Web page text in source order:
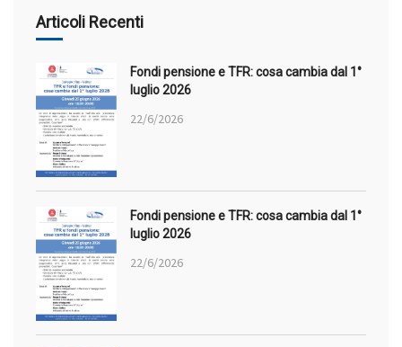
Articoli Recenti
Fondi pensione e TFR: cosa cambia dal 1°
luglio 2026
22/6/2026
Fondi pensione e TFR: cosa cambia dal 1°
luglio 2026
22/6/2026